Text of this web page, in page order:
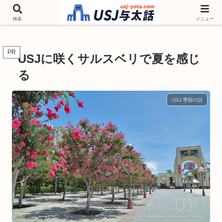
チケットやシーズンイベント ニンテンドーワールド アトラクションなどユニ
バを歩いて情報収集しています
PR USJに咲くサルスベリで夏を感じ
る
USJ 季節の話
検索 メニュー